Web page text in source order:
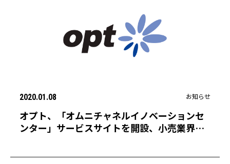
2020.01.08 お知らせ
オプト、「オムニチャネルイノベーションセ
ンター」サービスサイトを開設、小売業界の